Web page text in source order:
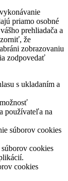
priamo osobné
prehliadača a
že
zobrazovaniu
zodpovedať
s ukladaním a
používateľa na
súborov cookies
cookies
cookies